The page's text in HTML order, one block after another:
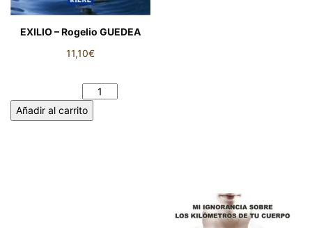
EXILIO – Rogelio GUEDEA
11,10€
Añadir al carrito